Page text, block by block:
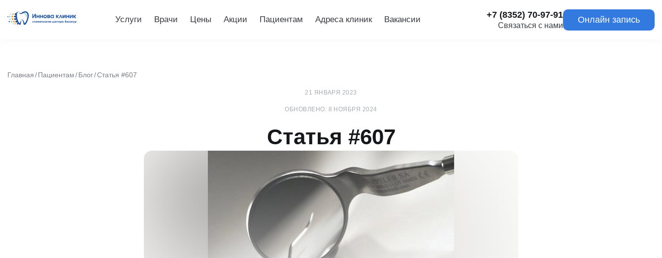
Услуги Врачи Цены Акции Пациентам Адреса клиник Вакансии +7 (8352) 70-97-91
Связаться с нами
Онлайн запись
Главная Пациентам Блог Статья #607
21 ЯНВАРЯ 2023
ОБНОВЛЕНО: 8 НОЯБРЯ 2024
Статья #607